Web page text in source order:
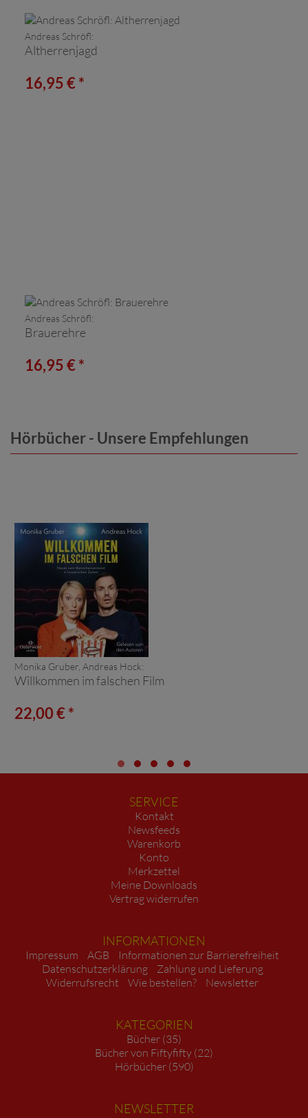
Andreas Schröfl:
Altherrenjagd
16,95 € *
Andreas Schröfl:
Brauerehre
16,95 € *
Hörbücher - Unsere Empfehlungen
Monika Gruber, Andreas Hock:
Willkommen im falschen Film
22,00 € *
SERVICE
Kontakt
Newsfeeds
Warenkorb
Konto
Merkzettel
Meine Downloads
Vertrag widerrufen
INFORMATIONEN
Impressum AGB
Informationen zur Barrierefreiheit
Datenschutzerklärung
Zahlung und Lieferung
Widerrufsrecht
Wie bestellen? Newsletter
KATEGORIEN
Bücher (35)
Bücher von Fiftyfifty (22)
Hörbücher (590)
NEWSLETTER